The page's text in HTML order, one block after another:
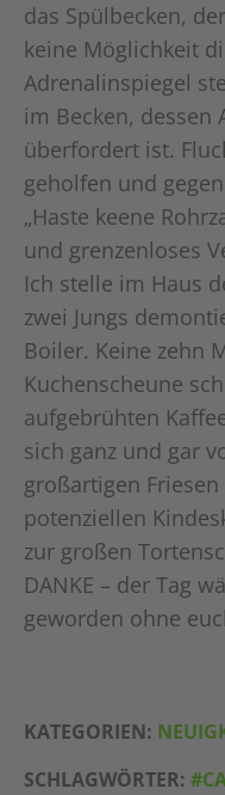
das Spülbecken,
keine Möglichkeit
Adrenalinspiegel
im Becken, dessen
überfordert ist.
geholfen und
„Haste keene
und grenzenloses
Ich stelle im Haus
zwei Jungs
Boiler. Keine zehn
Kuchenscheune
aufgebrühten
sich ganz und gar
großartigen
potenziellen
zur großen
DANKE – der Tag
geworden ohne
KATEGORIEN:
SCHLAGWÖRTER: